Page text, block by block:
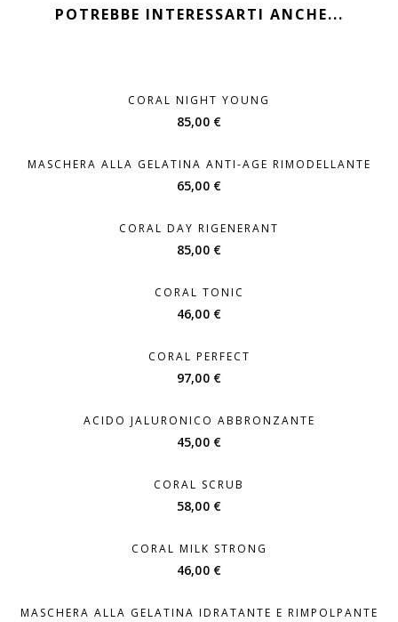
POTREBBE INTERESSARTI ANCHE...
CORAL NIGHT YOUNG
85,00 €
MASCHERA ALLA GELATINA ANTI-AGE RIMODELLANTE
65,00 €
CORAL DAY RIGENERANT
85,00 €
CORAL TONIC
46,00 €
CORAL PERFECT
97,00 €
ACIDO JALURONICO ABBRONZANTE
45,00 €
CORAL SCRUB
58,00 €
CORAL MILK STRONG
46,00 €
MASCHERA ALLA GELATINA IDRATANTE E RIMPOLPANTE